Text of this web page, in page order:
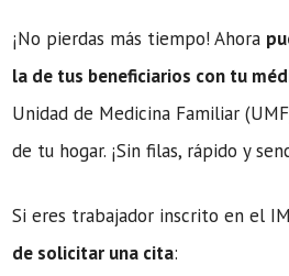
¡No pierdas más tiempo! Ahora
la de tus beneficiarios con tu
Unidad de Medicina Familiar
de tu hogar. ¡Sin filas, rápido y
Si eres trabajador inscrito en el
de solicitar una cita: